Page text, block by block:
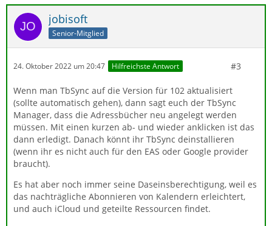
jobisoft
Senior-Mitglied
24. Oktober 2022 um 20:47 Hilfreichste Antwort #3
Wenn man TbSync auf die Version für 102 aktualisiert
(sollte automatisch gehen), dann sagt euch der TbSync
Manager, dass die Adressbücher neu angelegt werden
müssen. Mit einen kurzen ab- und wieder anklicken ist das
dann erledigt. Danach könnt ihr TbSync deinstallieren
(wenn ihr es nicht auch für den EAS oder Google provider
braucht).
Es hat aber noch immer seine Daseinsberechtigung, weil es
das nachträgliche Abonnieren von Kalendern erleichtert,
und auch iCloud und geteilte Ressourcen findet.